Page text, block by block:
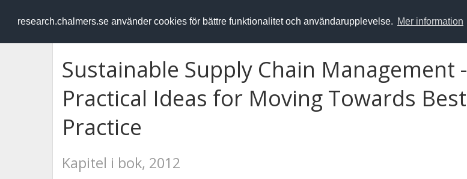
research.chalmers.se använder cookies för bättre funktionalitet och användarupplevelse. Mer information
RESEARCH.chalmers.se
Sustainable Supply Chain Management -
Practical Ideas for Moving Towards Best
Practice
Kapitel i bok, 2012